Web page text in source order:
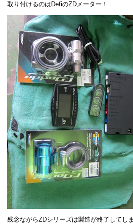
取り付けるのはDefiのZDメーター！
残念ながらZDシリーズは製造が終了してし